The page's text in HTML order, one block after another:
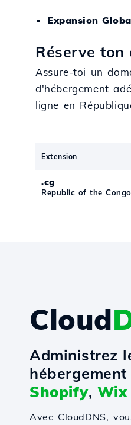
Expansion
Réserve
Assure-toi un
d'hébergement
ligne en
Extension
.cg
Republic of the Congo
Cloud
Administrez
Shopify, Wix
Avec CloudDNS,